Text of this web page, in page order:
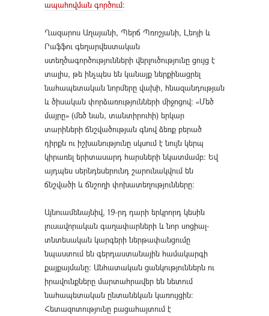
ապահովման գործում։
Ղազարոս Աղայանի, Պերճ Պռոշյանի, Լեոյի և
Րաֆֆու գեղարվեստական
ստեղծագործությունների վերլուծությունը ցույց է
տալիս, թե ինչպես են կանայք ներքինացրել
նահապետական նորմերը վախի, հնազանդության
և ծիսական փորձառությունների միջոցով։ «Մեծ
մայրը» (մեծ նան, տանտիրուհի) երկար
տարիների ճնշվածության գնով ձեռք բերած
դիրքն ու իշխանությունը սկսում է նույն կերպ
կիրառել երիտասարդ հարսների նկատմամբ։ Եվ
այդպես սերնդեսերունդ շարունակվում են
ճնշվածի և ճնշողի փոխատեղությունները։
Այնուամենայնիվ, 19-րդ դարի երկրորդ կեսին
լուսավորական գաղափարների և նոր սոցիալ-
տնտեսական կարգերի ներթափանցումը
նպաստում են գերդաստանային համակարգի
քայքայմանը։ Անհատական ցանկություններն ու
իրավունքները մարտահրավեր են նետում
նահապետական ընտանեկան կառույցին։
Հետազոտությունը բացահայտում է